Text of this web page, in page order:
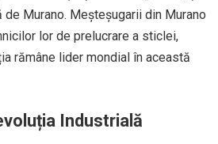
Murano. Meșteșugarii din Murano
lor de prelucrare a sticlei,
rămâne lider mondial în această
Industrială